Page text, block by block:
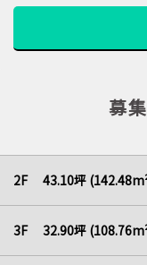
募
2F 43.10坪
3F 32.90坪